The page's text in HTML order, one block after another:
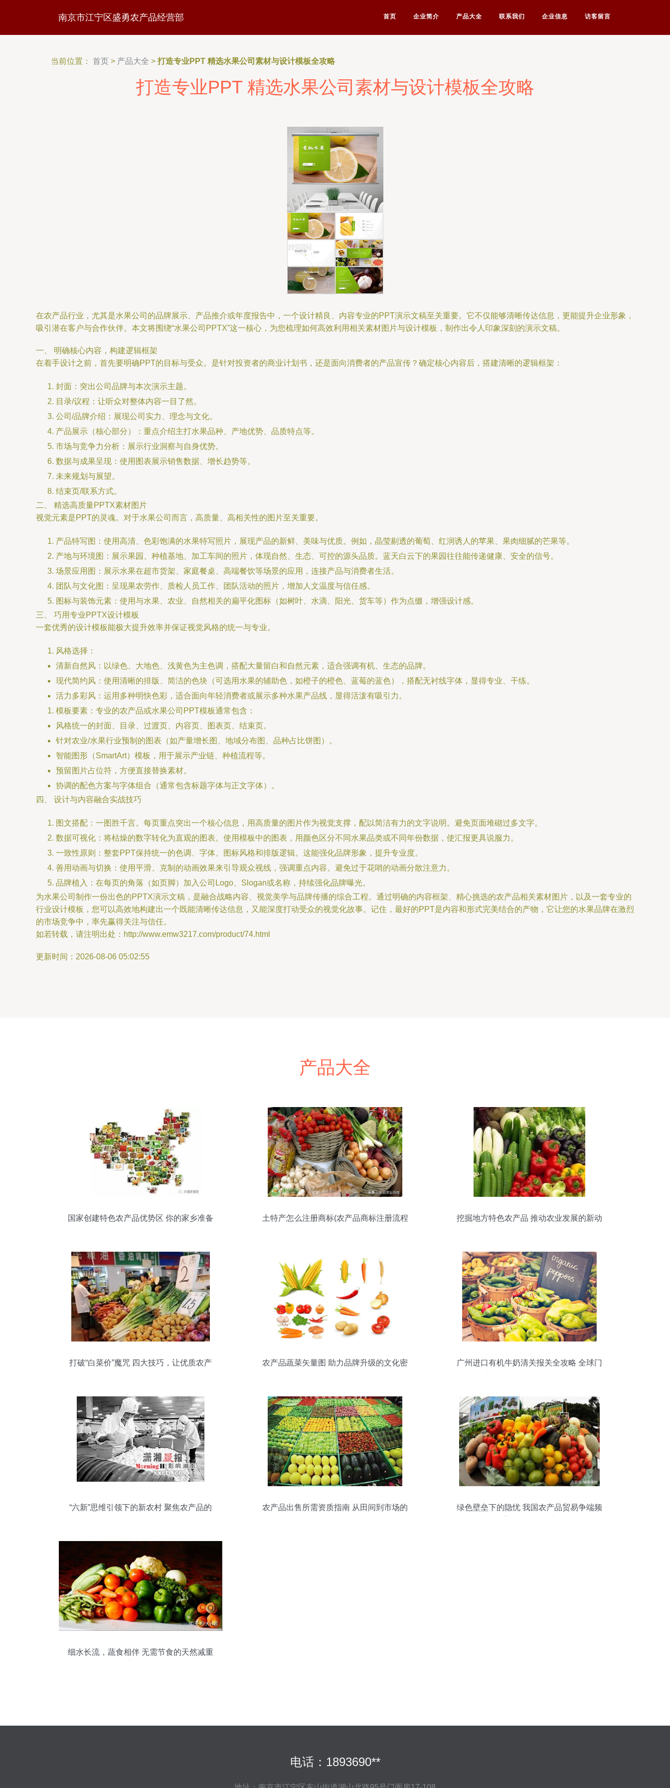
南京市江宁区盛勇农产品经营部 首页 企业简介 产品大全 联系我们 企业信息 访客留言
当前位置： 首页 > 产品大全 > 打造专业PPT 精选水果公司素材与设计模板全攻略
打造专业PPT 精选水果公司素材与设计模板全攻略
在农产品行业，尤其是水果公司的品牌展示、产品推介或年度报告中，一个设计精良、内容专业的PPT演示文稿至关重要。它不仅能够清晰传达信息，更能提升企业形象，
吸引潜在客户与合作伙伴。本文将围绕“水果公司PPTX”这一核心，为您梳理如何高效利用相关素材图片与设计模板，制作出令人印象深刻的演示文稿。
一、 明确核心内容，构建逻辑框架
在着手设计之前，首先要明确PPT的目标与受众。是针对投资者的商业计划书，还是面向消费者的产品宣传？确定核心内容后，搭建清晰的逻辑框架：
封面：突出公司品牌与本次演示主题。
目录/议程：让听众对整体内容一目了然。
公司/品牌介绍：展现公司实力、理念与文化。
产品展示（核心部分）：重点介绍主打水果品种、产地优势、品质特点等。
市场与竞争力分析：展示行业洞察与自身优势。
数据与成果呈现：使用图表展示销售数据、增长趋势等。
未来规划与展望。
结束页/联系方式。
二、 精选高质量PPTX素材图片
视觉元素是PPT的灵魂。对于水果公司而言，高质量、高相关性的图片至关重要。
产品特写图：使用高清、色彩饱满的水果特写照片，展现产品的新鲜、美味与优质。例如，晶莹剔透的葡萄、红润诱人的苹果、果肉细腻的芒果等。
产地与环境图：展示果园、种植基地、加工车间的照片，体现自然、生态、可控的源头品质。蓝天白云下的果园往往能传递健康、安全的信号。
场景应用图：展示水果在超市货架、家庭餐桌、高端餐饮等场景的应用，连接产品与消费者生活。
团队与文化图：呈现果农劳作、质检人员工作、团队活动的照片，增加人文温度与信任感。
图标与装饰元素：使用与水果、农业、自然相关的扁平化图标（如树叶、水滴、阳光、货车等）作为点缀，增强设计感。
三、 巧用专业PPTX设计模板
一套优秀的设计模板能极大提升效率并保证视觉风格的统一与专业。
风格选择：
清新自然风：以绿色、大地色、浅黄色为主色调，搭配大量留白和自然元素，适合强调有机、生态的品牌。
现代简约风：使用清晰的排版、简洁的色块（可选用水果的辅助色，如橙子的橙色、蓝莓的蓝色），搭配无衬线字体，显得专业、干练。
活力多彩风：运用多种明快色彩，适合面向年轻消费者或展示多种水果产品线，显得活泼有吸引力。
模板要素：专业的农产品或水果公司PPT模板通常包含：
风格统一的封面、目录、过渡页、内容页、图表页、结束页。
针对农业/水果行业预制的图表（如产量增长图、地域分布图、品种占比饼图）。
智能图形（SmartArt）模板，用于展示产业链、种植流程等。
预留图片占位符，方便直接替换素材。
协调的配色方案与字体组合（通常包含标题字体与正文字体）。
四、 设计与内容融合实战技巧
图文搭配：一图胜千言。每页重点突出一个核心信息，用高质量的图片作为视觉支撑，配以简洁有力的文字说明。避免页面堆砌过多文字。
数据可视化：将枯燥的数字转化为直观的图表。使用模板中的图表，用颜色区分不同水果品类或不同年份数据，使汇报更具说服力。
一致性原则：整套PPT保持统一的色调、字体、图标风格和排版逻辑。这能强化品牌形象，提升专业度。
善用动画与切换：使用平滑、克制的动画效果来引导观众视线，强调重点内容。避免过于花哨的动画分散注意力。
品牌植入：在每页的角落（如页脚）加入公司Logo、Slogan或名称，持续强化品牌曝光。
为水果公司制作一份出色的PPTX演示文稿，是融合战略内容、视觉美学与品牌传播的综合工程。通过明确的内容框架、精心挑选的农产品相关素材图片，以及一套专业的
行业设计模板，您可以高效地构建出一个既能清晰传达信息，又能深度打动受众的视觉化故事。记住，最好的PPT是内容和形式完美结合的产物，它让您的水果品牌在激烈
的市场竞争中，率先赢得关注与信任。
如若转载，请注明出处：http://www.emw3217.com/product/74.html
更新时间：2026-08-06 05:02:55
产品大全
国家创建特色农产品优势区 你的家乡准备
土特产怎么注册商标(农产品商标注册流程
挖掘地方特色农产品 推动农业发展的新动
打破“白菜价”魔咒 四大技巧，让优质农产
农产品蔬菜矢量图 助力品牌升级的文化密
广州进口有机牛奶清关报关全攻略 全球门
“六新”思维引领下的新农村 聚焦农产品的
农产品出售所需资质指南 从田间到市场的
绿色壁垒下的隐忧 我国农产品贸易争端频
细水长流，蔬食相伴 无需节食的天然减重
电话：1893690**